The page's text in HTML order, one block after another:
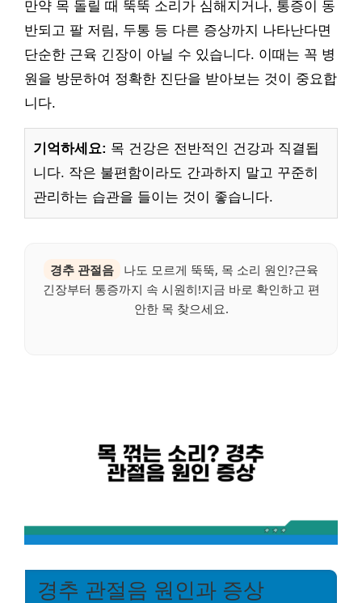
만약 목 돌릴 때 뚝뚝 소리가 심해지거나, 통증이 동
반되고 팔 저림, 두통 등 다른 증상까지 나타난다면
단순한 근육 긴장이 아닐 수 있습니다. 이때는 꼭 병
원을 방문하여 정확한 진단을 받아보는 것이 중요합
니다.
기억하세요: 목 건강은 전반적인 건강과 직결됩
니다. 작은 불편함이라도 간과하지 말고 꾸준히
관리하는 습관을 들이는 것이 좋습니다.
경추 관절음
나도 모르게 뚝뚝, 목 소리 원인?근육
긴장부터 통증까지 속 시원히!지금 바로 확인하고 편
안한 목 찾으세요.
경추 관절음 원인과 증상